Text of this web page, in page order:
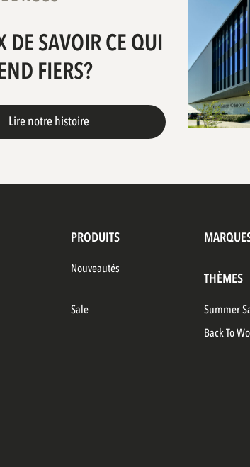
DE SAVOIR CE QUI
FIERS?
Lire notre histoire
PRODUITS
Nouveautés
Sale
THÈMES
Summer
Back To